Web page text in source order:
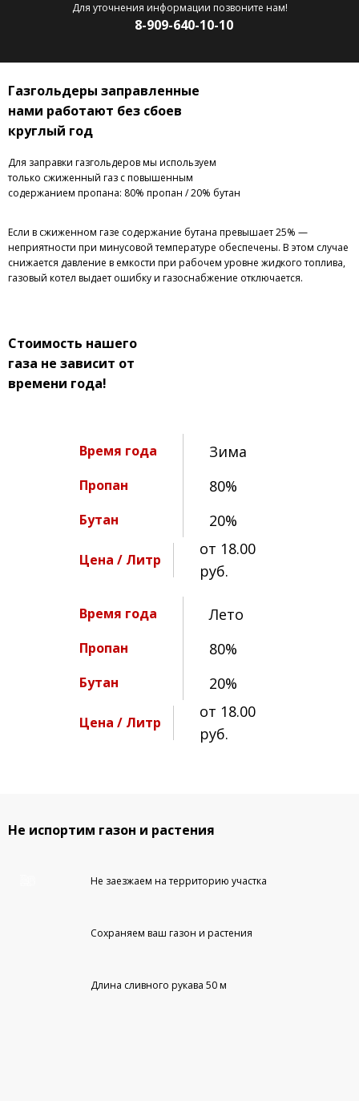
Для уточнения информации позвоните нам!
8-909-640-10-10
Газгольдеры заправленные
нами работают без сбоев
круглый год
Для заправки газгольдеров мы используем
только сжиженный газ с повышенным
содержанием пропана: 80% пропан / 20% бутан
Если в сжиженном газе содержание бутана превышает 25% —
неприятности при минусовой температуре обеспечены. В этом случае
снижается давление в емкости при рабочем уровне жидкого топлива,
газовый котел выдает ошибку и газоснабжение отключается.
Стоимость нашего
газа не зависит от
времени года!
Зима
80%
20%
от 18.00
руб.
Лето
80%
20%
от 18.00
руб.
Не испортим газон и растения
Не заезжаем на территорию участка
Сохраняем ваш газон и растения
Длина сливного рукава 50 м